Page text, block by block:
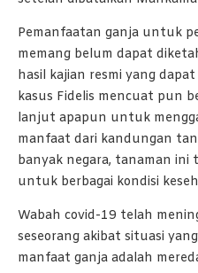
Pemanfaatan ganja untuk
memang belum dapat
hasil kajian resmi yang
kasus Fidelis mencuat pun
lanjut apapun untuk
manfaat dari kandungan
banyak negara, tanaman ini
untuk berbagai kondisi
Wabah covid-19 telah
seseorang akibat situasi
manfaat ganja adalah